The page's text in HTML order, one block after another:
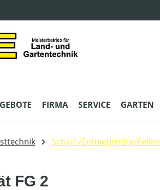
FIRMA SERVICE GARTEN
Schärf-/Entnietgeräte/Feilen
FG 2